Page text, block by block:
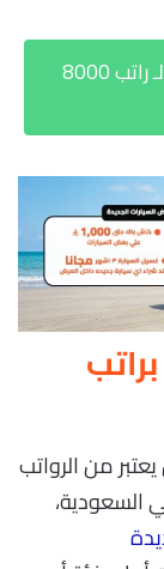
تصفح أفضل عروض السيارات المناسبة لـ راتب 8000
بكل تأكيد. راتب 8000 ريال يعتبر من الرواتب
السعودية،